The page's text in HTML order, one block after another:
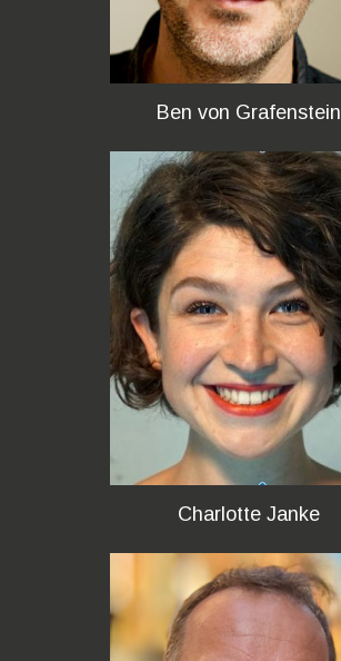
Ben von Grafenstein
Charlotte Janke